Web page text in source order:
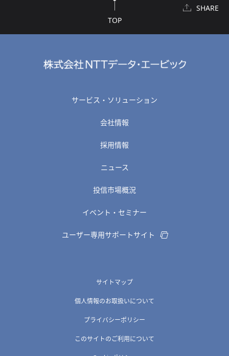
TOP
SHARE
サービス・ソリューション
会社情報
採用情報
ニュース
投信市場概況
イベント・セミナー
ユーザー専用サポートサイト
サイトマップ
個人情報のお取扱いについて
プライバシーポリシー
このサイトのご利用について